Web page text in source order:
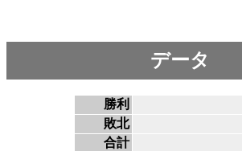
データ
勝利
敗北
合計